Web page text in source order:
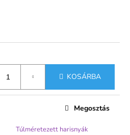
KOSÁRBA
Túlméretezett harisnyák
Megosztás